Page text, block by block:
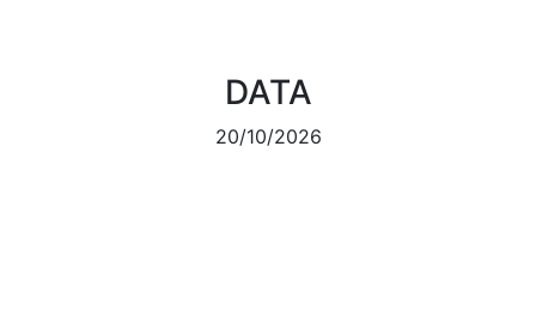
DATA
20/10/2026